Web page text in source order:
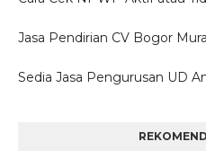
Jasa Pendirian CV Bogor
Sedia Jasa Pengurusan UD